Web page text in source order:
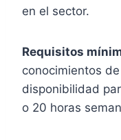
en el sector.
Requisitos
conocimientos
disponibilidad
o 20 horas